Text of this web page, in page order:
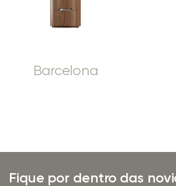
Barcelona
Fique por dentro das